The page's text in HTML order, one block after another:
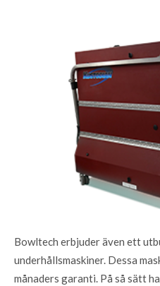
Bowltech erbjuder även ett
underhållsmaskiner. Dessa
månaders garanti. På så sätt